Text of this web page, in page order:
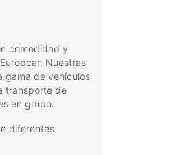
comodidad y
Nuestras
gama de vehículos
transporte de
en grupo.
diferentes